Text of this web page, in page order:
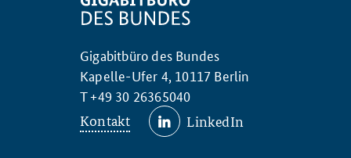
Gigabitbüro des Bundes
Kapelle-Ufer 4, 10117 Berlin
T +49 30 26365040
Kontakt LinkedIn